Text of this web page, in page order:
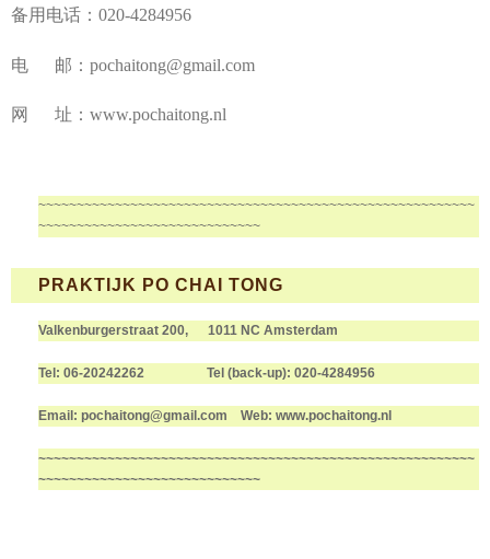
备用电话 ：020-4284956
电 邮：pochaitong@gmail.com
网 址：www.pochaitong.nl
~~~~~~~~~~~~~~~~~~~~~~~~~~~~~~~~~~~~~~~~~~~~~~~~~~~~~~~~~
~~~~~~~~~~~~~~~~~~~~~~~~~~~~~
PRAKTIJK PO CHAI TONG
Valkenburgerstraat 200, 1011 NC Amsterdam
Tel: 06-20242262 Tel (back-up): 020-4284956
Email: pochaitong@gmail.com Web: www.pochaitong.nl
~~~~~~~~~~~~~~~~~~~~~~~~~~~~~~~~~~~~~~~~~~~~~~~~~~~~~~~~~
~~~~~~~~~~~~~~~~~~~~~~~~~~~~~